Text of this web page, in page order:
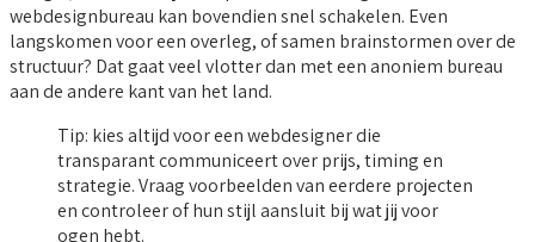
webdesignbureau kan bovendien snel schakelen. Even
langskomen voor een overleg, of samen brainstormen over de
structuur? Dat gaat veel vlotter dan met een anoniem bureau
aan de andere kant van het land.
Tip: kies altijd voor een webdesigner die
transparant communiceert over prijs, timing en
strategie. Vraag voorbeelden van eerdere projecten
en controleer of hun stijl aansluit bij wat jij voor
ogen hebt.